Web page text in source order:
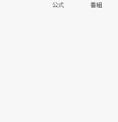
公式 番組